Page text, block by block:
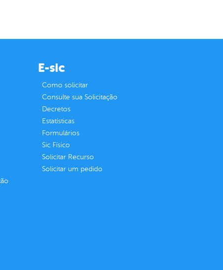
E-sic
Como solicitar
Consulte sua Solicitação
Decretos
Estatísticas
Formulários
Sic Físico
Solicitar Recurso
Solicitar um pedido